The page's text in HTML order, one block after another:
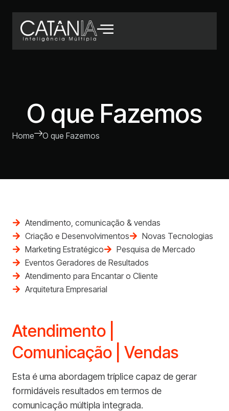
O que Fazemos
Home O que Fazemos
Atendimento, comunicação & vendas
Criação e Desenvolvimentos
Novas Tecnologias
Marketing Estratégico
Pesquisa de Mercado
Eventos Geradores de Resultados
Atendimento para Encantar o Cliente
Arquitetura Empresarial
Atendimento |
Comunicação | Vendas
Esta é uma abordagem tríplice capaz de gerar
formidáveis resultados em termos de
comunicação múltipla integrada.